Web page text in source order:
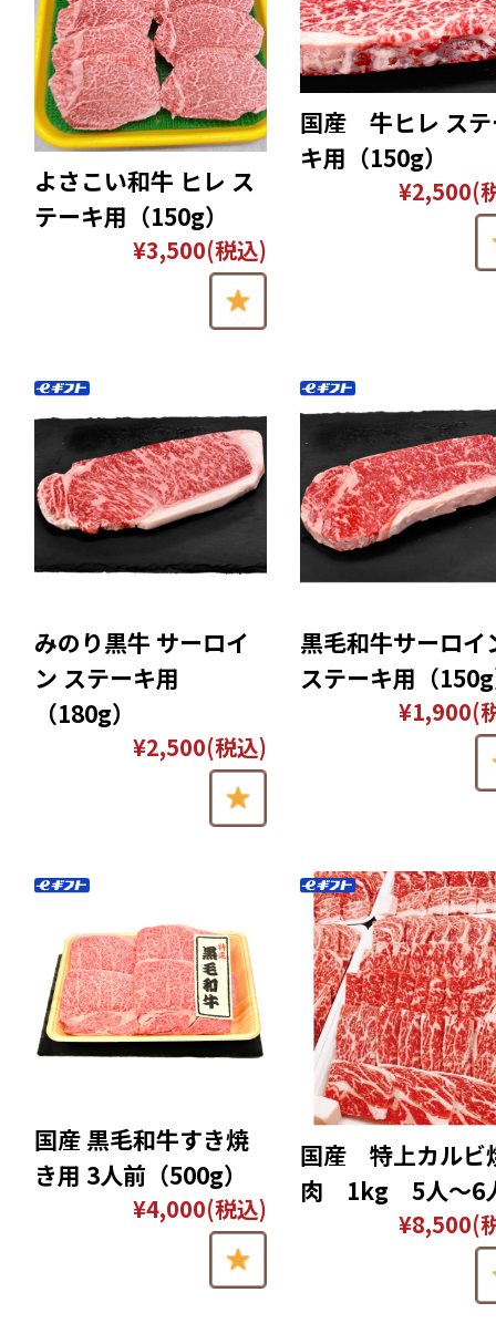
よさこい和牛 ヒレ ス
テーキ用（150g）
¥3,500(税込)
国産 牛ヒレ ステ
キ用（150g）
¥2,500(
みのり黒牛 サーロイ
ン ステーキ用
（180g）
¥2,500(税込)
黒毛和牛サーロイ
ステーキ用（
¥1,900(
国産 黒毛和牛すき焼
き用 3人前（500g）
¥4,000(税込)
国産 特上カルビ
肉 1kg 5人〜6
¥8,500(